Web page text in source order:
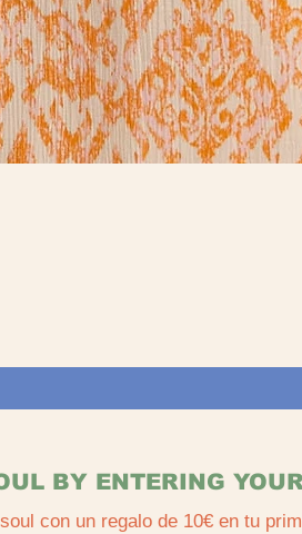
BY ENTERING
con un regalo de 10€ en tu